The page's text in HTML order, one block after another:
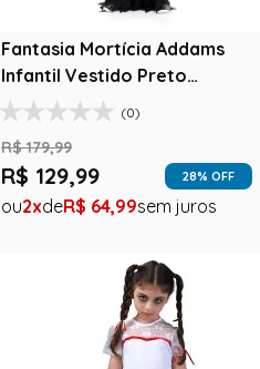
Fantasia Mortícia Addams
Infantil Vestido Preto
Halloween
(0)
R$ 179,99
R$ 129,99 28% OFF
2 R$ 64,99